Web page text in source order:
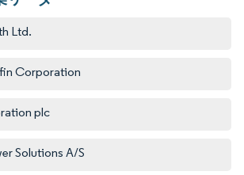
Ltd.
Corporation
plc
Solutions A/S